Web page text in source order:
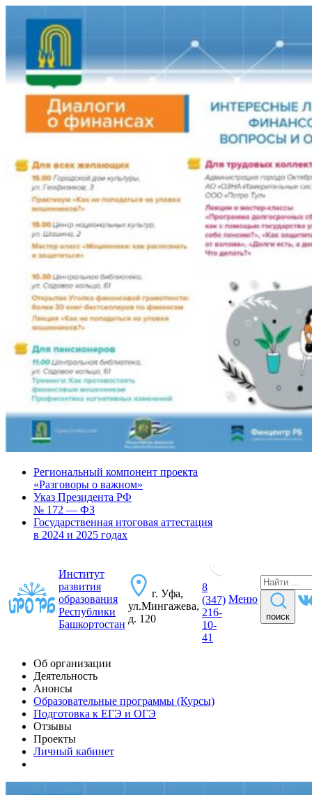
Региональный компонент проекта
«Разговоры о важном»
Указ Президента РФ
№ 172 — ФЗ
Государственная итоговая аттестация
в 2024 и 2025 годах
Институт
развития
образования
Республики
Башкортостан
г. Уфа,
ул.Мингажева,
д. 120
8
(347)
216-
10-
41
Меню
поиск
Об организации
Деятельность
Анонсы
Образовательные программы (Курсы)
Подготовка к ЕГЭ и ОГЭ
Отзывы
Проекты
Личный кабинет